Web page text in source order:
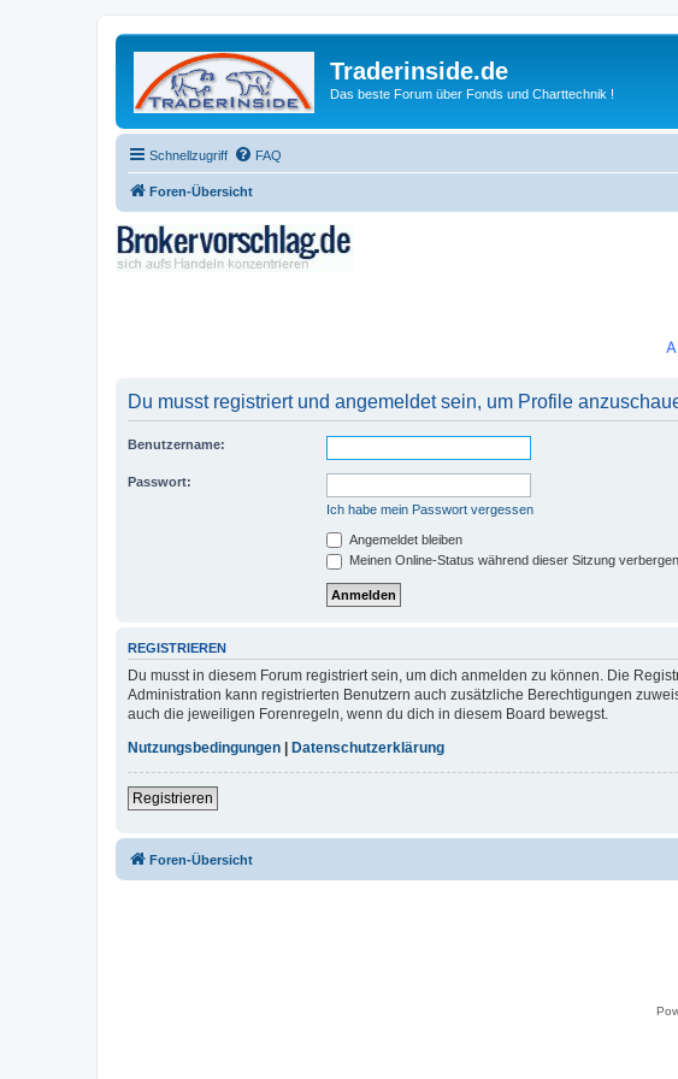
Traderinside.de
Das beste Forum über Fonds und Charttechnik !
Schnellzugriff FAQ
Foren-Übersicht
Du musst registriert und angemeldet sein, um Profile
Benutzername:
Passwort:
Ich habe mein Passwort vergessen
Angemeldet bleiben
Meinen Online-Status während dieser Sitzung verbergen
REGISTRIEREN
Du musst in diesem Forum registriert sein, um dich anmelden zu können. Die
Administration kann registrierten Benutzern auch zusätzliche Berechtigungen
auch die jeweiligen Forenregeln, wenn du dich in diesem Board bewegst.
Nutzungsbedingungen
Datenschutzerklärung
Registrieren
Foren-Übersicht